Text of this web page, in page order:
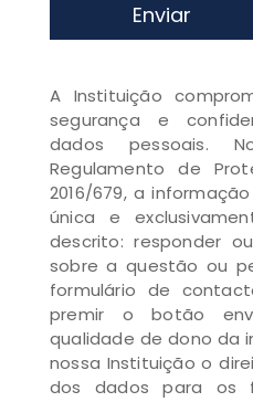
Enviar
A Instituição
segurança e
dados pessoais.
Regulamento de
2016/679, a
única e
descrito: responder
sobre a questão ou
formulário de
premir o botão
qualidade de dono da
nossa Instituição o
dos dados para os